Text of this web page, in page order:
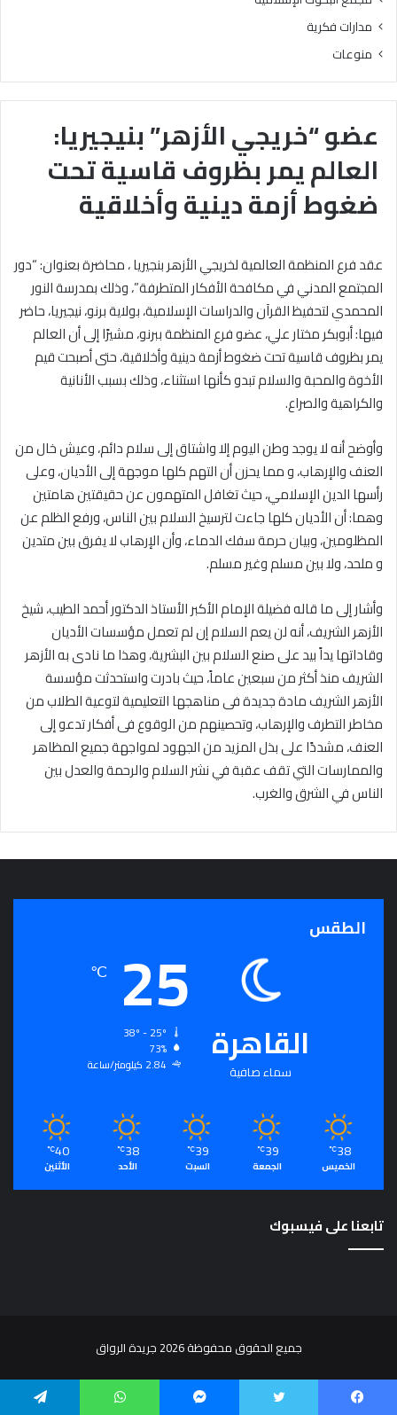
عضو “خريجي الأزهر” بنيجيريا:
العالم يمر بظروف قاسية تحت
ضغوط أزمة دينية وأخلاقية
عقد فرع المنظمة العالمية لخريجي الأزهر بنجيريا ، محاضرة بعنوان: “دور
المجتمع المدني في مكافحة الأفكار المتطرفة”، وذلك بمدرسة النور
المحمدي لتحفيظ القرآن والدراسات الإسلامية، بولاية برنو، نيجيريا، حاضر
فيها: أبوبكر مختار علي، عضو فرع المنظمة ببرنو، مشيرًا إلى أن العالم
يمر بظروف قاسية تحت ضغوط أزمة دينية وأخلاقية، حتى أصبحت قيم
الأخوة والمحبة والسلام تبدو كأنها استثناء، وذلك بسبب الأنانية
والكراهية والصراع.
وأوضح أنه لا يوجد وطن اليوم إلا واشتاق إلى سلام دائم، وعيش خال من
العنف والإرهاب، و مما يحزن أن التهم كلها موجهة إلى الأديان، وعلى
رأسها الدين الإسلامي، حيث تغافل المتهمون عن حقيقتين هامتين
وهما: أن الأديان كلها جاءت لترسيخ السلام بين الناس، ورفع الظلم عن
المظلومين، وبيان حرمة سفك الدماء، وأن الإرهاب لا يفرق بين متدين
و ملحد، ولا بين مسلم وغير مسلم.
وأشار إلى ما قاله فضيلة الإمام الأكبر الأستاذ الدكتور أحمد الطيب، شيخ
الأزهر الشريف، أنه لن يعم السلام إن لم تعمل مؤسسات الأديان
وقاداتها يداً بيد على صنع السلام بين البشرية، وهذا ما نادى به الأزهر
الشريف منذ أكثر من سبعين عاماً، حيث بادرت واستحدثت مؤسسة
الأزهر الشريف مادة جديدة فى مناهجها التعليمية لتوعية الطلاب من
مخاطر التطرف والإرهاب، وتحصينهم من الوقوع فى أفكار تدعو إلى
العنف، مشددًا على بذل المزيد من الجهود لمواجهة جميع المظاهر
والممارسات التي تقف عقبة في نشر السلام والرحمة والعدل بين
الناس في الشرق والغرب.
مدارات فكرية
منوعات
الطقس
القاهرة
سماء صافية
25
℃
73%
2.84 كيلومتر/ساعة
38
℃
الخميس
39
℃
الجمعة
39
℃
السبت
38
℃
الأحد
40
℃
الأثنين
تابعنا على فيسبوك
جميع الحقوق محفوظة 2026 جريدة الرواق